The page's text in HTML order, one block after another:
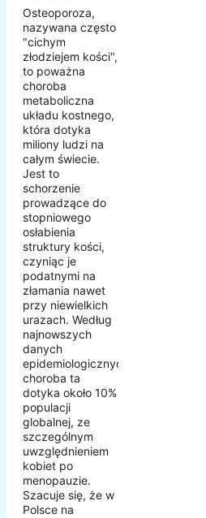
Osteoporoza,
nazywana często
"cichym
złodziejem kości",
to poważna
choroba
metaboliczna
układu kostnego,
która dotyka
miliony ludzi na
całym świecie.
Jest to
schorzenie
prowadzące do
stopniowego
osłabienia
struktury kości,
czyniąc je
podatnymi na
złamania nawet
przy niewielkich
urazach. Według
najnowszych
danych
epidemiologicznych,
choroba ta
dotyka około 10%
populacji
globalnej, ze
szczególnym
uwzględnieniem
kobiet po
menopauzie.
Szacuje się, że w
Polsce na